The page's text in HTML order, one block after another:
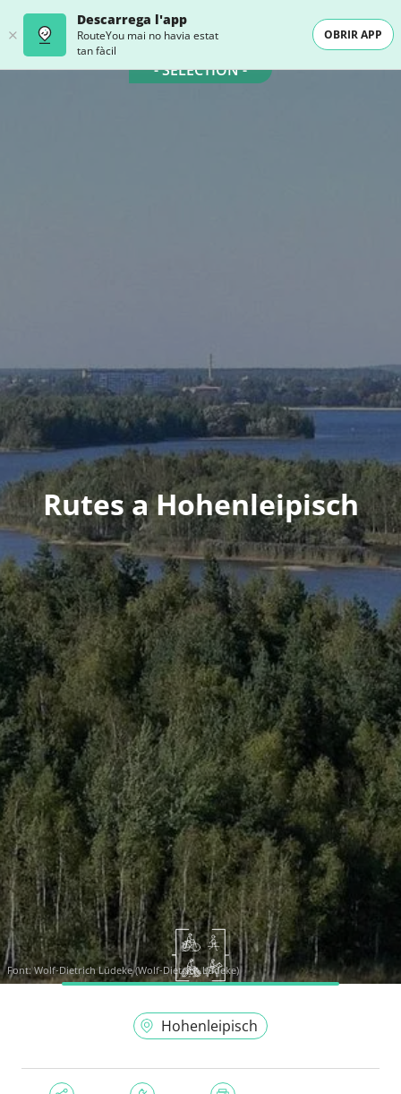
Descarrega l'app
RouteYou mai no havia estat
tan fàcil
OBRIR APP
- SELECTION -
Rutes a Hohenleipisch
Font:Wolf-Dietrich Lüdeke (Wolf-Dietrich Lüdeke)
Hohenleipisch